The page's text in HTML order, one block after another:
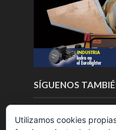
SÍGUENOS
Utilizamos cookies